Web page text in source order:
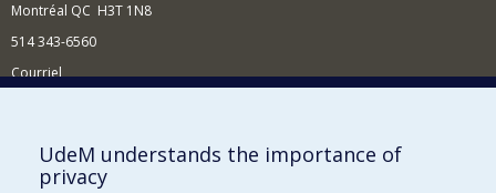
Montréal QC H3T 1N8
514 343-6560
Courriel
Comment soutenir le Département?
BESOIN D'AIDE?
UdeM understands the importance of
privacy